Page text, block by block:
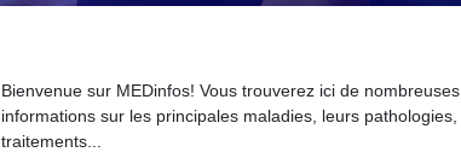
Bienvenue sur MEDinfos! Vous trouverez ici de nombreuses
informations sur les principales maladies, leurs pathologies,
traitements...